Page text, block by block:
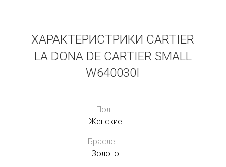
ХАРАКТЕРИСТРИКИ CARTIER
LA DONA DE CARTIER SMALL
W640030I
Пол:
Женские
Браслет:
Золото